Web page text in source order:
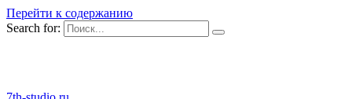
Перейти к содержанию
Search for: